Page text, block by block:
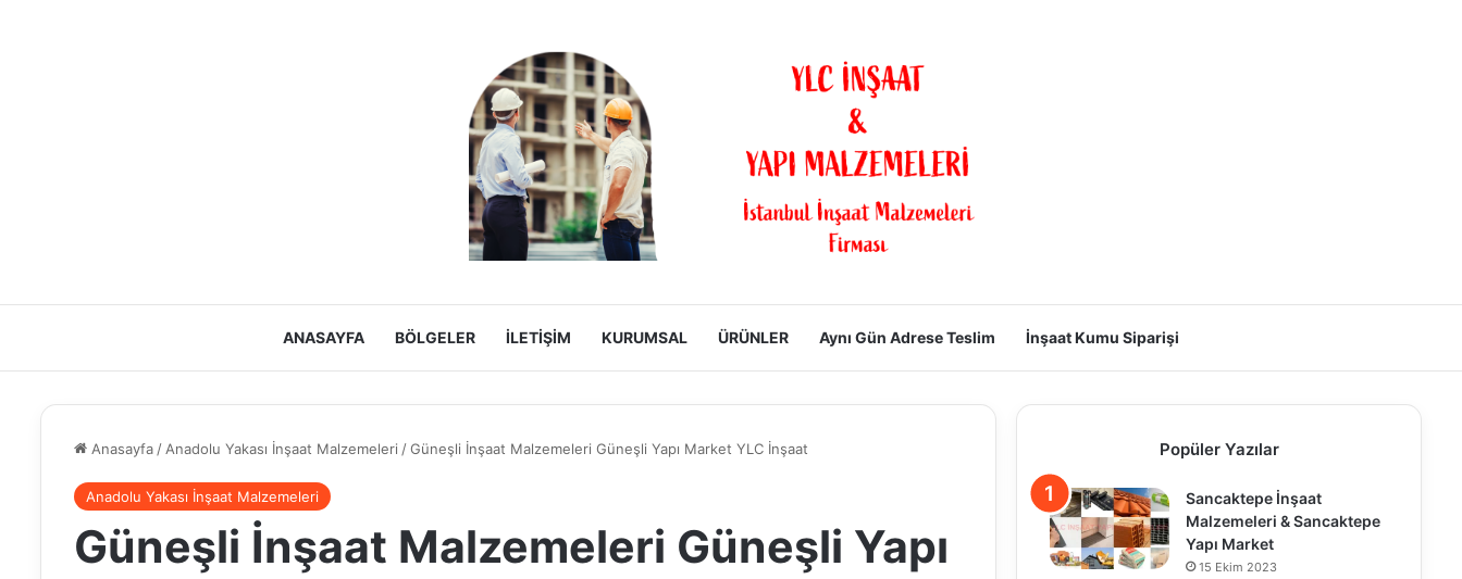
ANASAYFA BÖLGELER İLETİŞİM KURUMSAL ÜRÜNLER Aynı Gün Adrese Teslim İnşaat Kumu Siparişi
Anasayfa / Anadolu Yakası İnşaat Malzemeleri /Güneşli İnşaat Malzemeleri Güneşli Yapı Market YLC İnşaat
Anadolu Yakası İnşaat Malzemeleri
Güneşli İnşaat Malzemeleri Güneşli Yapı
Popüler Yazılar
Sancaktepe İnşaat
Malzemeleri & Sancaktepe
Yapı Market
15 Ekim 2023